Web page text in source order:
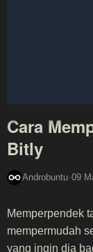
Cara
Bitly
Androbuntu·09
Memperpendek
mempermudah
yang ingin dia